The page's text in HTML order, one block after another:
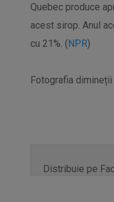
Quebec produce
acest sirop. Anul
cu 21%. (NPR)
Fotografia
Distribuie pe